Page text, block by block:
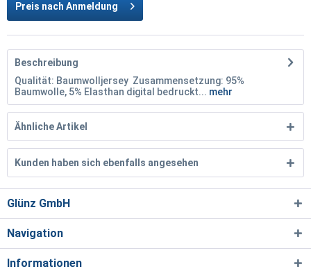
Preis nach Anmeldung
Beschreibung
Qualität: Baumwolljersey Zusammensetzung: 95%
Baumwolle, 5% Elasthan digital bedruckt... mehr
Ähnliche Artikel
Kunden haben sich ebenfalls angesehen
Glünz GmbH
Navigation
Informationen